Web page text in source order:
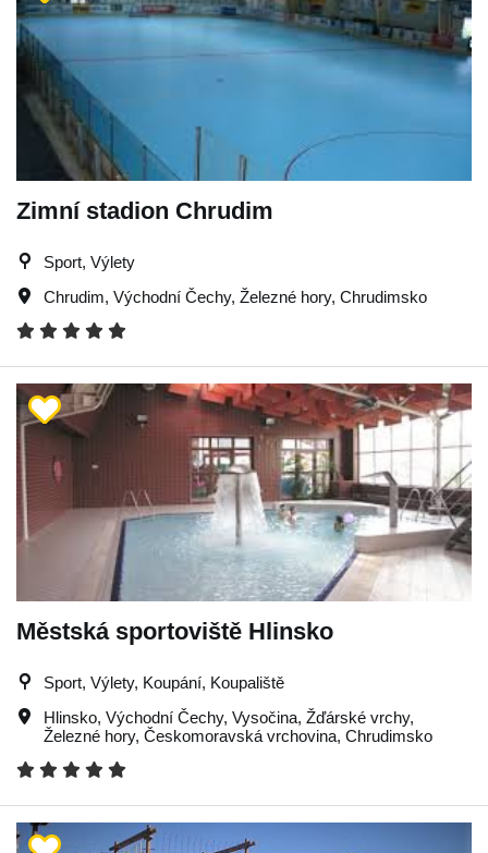
Zimní stadion Chrudim
Sport, Výlety
Chrudim, Východní Čechy, Železné hory, Chrudimsko
Městská sportoviště Hlinsko
Sport, Výlety, Koupání, Koupaliště
Hlinsko, Východní Čechy, Vysočina, Žďárské vrchy,
Železné hory, Českomoravská vrchovina, Chrudimsko